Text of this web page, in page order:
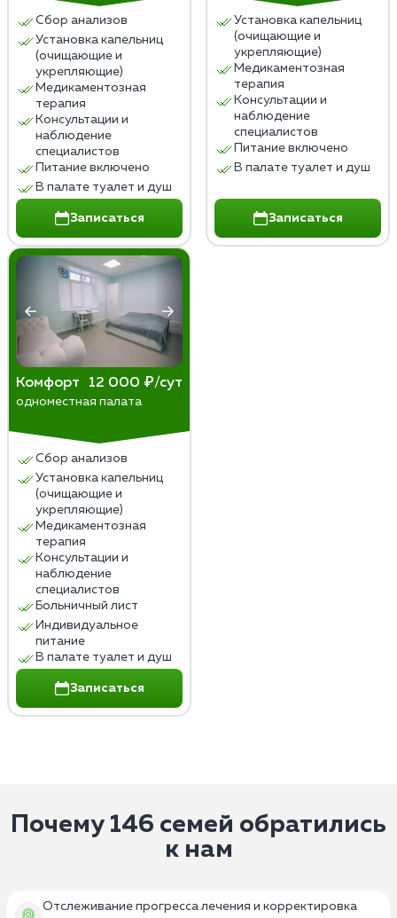
Сбор анализов
Установка капельниц
(очищающие и
укрепляющие)
Медикаментозная
терапия
Консультации и
наблюдение
специалистов
Питание включено
В палате туалет и душ
Записаться
Установка капельниц
(очищающие и
укрепляющие)
Медикаментозная
терапия
Консультации и
наблюдение
специалистов
Питание включено
В палате туалет и душ
Записаться
Комфорт 12 000 ₽/сут
одноместная палата
Сбор анализов
Установка капельниц
(очищающие и
укрепляющие)
Медикаментозная
терапия
Консультации и
наблюдение
специалистов
Больничный лист
Индивидуальное
питание
В палате туалет и душ
Записаться
Почему 146 семей обратились
к нам
Отслеживание прогресса лечения и корректировка